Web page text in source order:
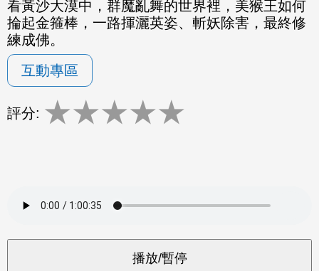
看黃沙大漠中，群魔亂舞的世界裡，美猴王如何
掄起金箍棒，一路揮灑英姿、斬妖除害，最終修
練成佛。
互動專區
評分: ★★★★★